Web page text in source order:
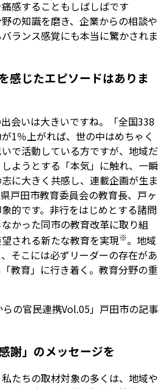
感することもしばしばです
野の知識を磨き、企業からの相談や
ランス感覚にも本当に驚かされま
感じたエピソードはありま
会いは大きいですね。「全国338
1％上がれば、世の中はめちゃく
で活動している方ですが、地域だ
ようとする「本気」に触れ、一瞬
に大きく共感し、連載企画が生ま
戸田市教育委員会の教育長、戸ヶ
的です。非行をはじめとする諸問
かった同市の教育改革に取り組
される新たな教育を実現※。地域
そこには必ずリーダーの存在があ
教育」に行き着く。教育分野の重
の官民連携Vol.05」戸田市の記事
謝」のメッセージを
たちの取材対象の多くは、地域や